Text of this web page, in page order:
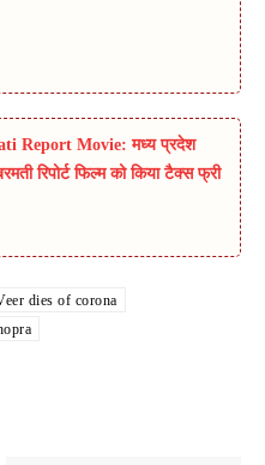
Report Movie: मध्य प्रदेश
रिपोर्ट फिल्म को किया टैक्स फ्री
dies of corona